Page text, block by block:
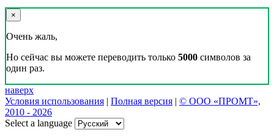
×
Очень жаль,
Но сейчас вы можете переводить только 5000 символов за
один раз.
наверх
Условия использования | Полная версия | © ООО «ПРОМТ»,
2010 - 2026
Select a language